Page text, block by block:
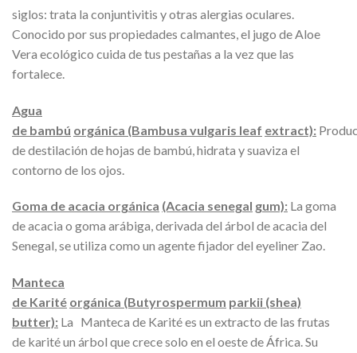
siglos: trata la conjuntivitis y otras alergias oculares.
Conocido por sus propiedades calmantes, el jugo de Aloe
Vera ecológico cuida de tus pestañas a la vez que las
fortalece.
Agua
de bambú orgánica (Bambusa vulgaris leaf extract):
de destilación de hojas de bambú, hidrata y suaviza el
contorno de los ojos.
Goma de acacia orgánica (Acacia senegal gum): La goma
de acacia o goma arábiga, derivada del árbol de acacia del
Senegal, se utiliza como un agente fijador del eyeliner Zao.
Manteca
de Karité orgánica (Butyrospermum parkii (shea)
butter): La Manteca de Karité es un extracto de las frutas
de karité un árbol que crece solo en el oeste de África. Su